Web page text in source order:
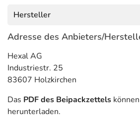
(Polyarthritis) im Kindesalter
- Schwere akute Gelenkentzündung
Gegenanzeigen
Was spricht gegen eine Anwendung?
- Überempfindlichkeit gegen die
Hersteller
Adresse des Anbieters/
Hexal AG
Industriestr. 25
83607 Holzkirchen
Das PDF des Beipackzettels
herunterladen.